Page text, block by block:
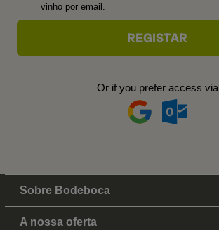
vinho por email.
Or if you prefer access via
Sobre Bodeboca
A nossa oferta